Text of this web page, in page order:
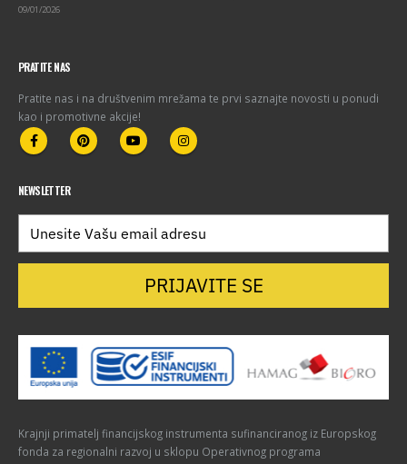
09/01/2026
PRATITE NAS
Pratite nas i na društvenim mrežama te prvi saznajte novosti u ponudi
kao i promotivne akcije!
NEWSLETTER
PRIJAVITE SE
Krajnji primatelj financijskog instrumenta sufinanciranog iz Europskog
fonda za regionalni razvoj u sklopu Operativnog programa